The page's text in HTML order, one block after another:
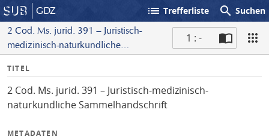
GDZ list Trefferliste search Suchen
2 Cod. Ms. jurid. 391 – Juristisch-
medizinisch-naturkundliche
1 : -
I
f
o
TITEL
2 Cod. Ms. jurid. 391 – Juristisch-medizinisch-
naturkundliche Sammelhandschrift
METADATEN